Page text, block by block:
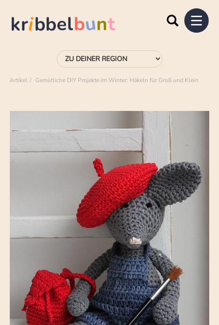
Artikel Gemütliche DIY Projekte im Winter: Häkeln für Groß und Klein